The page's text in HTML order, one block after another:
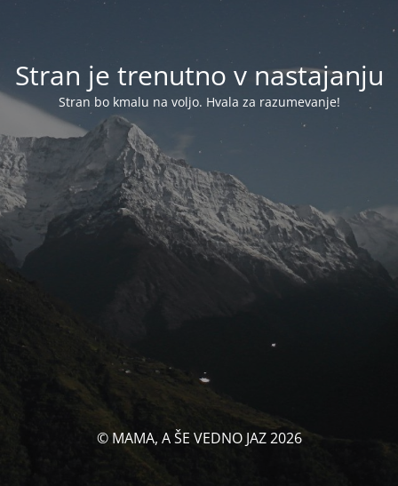
Stran je trenutno v nastajanju
Stran bo kmalu na voljo. Hvala za razumevanje!
© MAMA, A ŠE VEDNO JAZ 2026